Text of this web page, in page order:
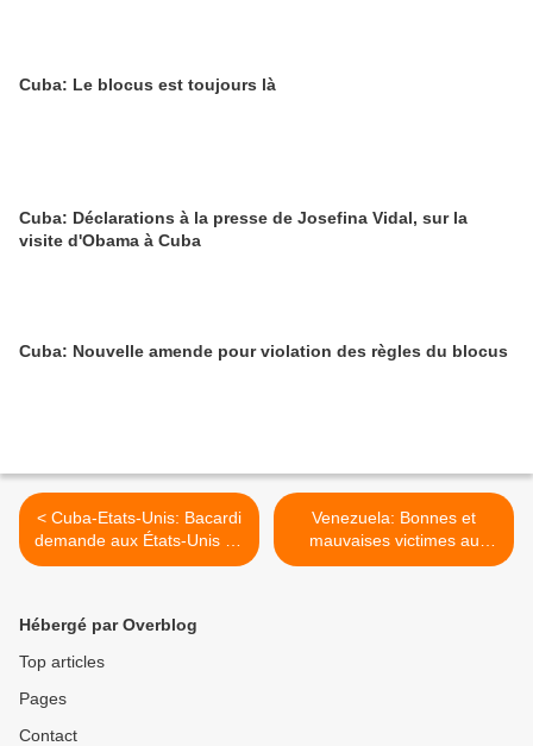
Cuba: Le blocus est toujours là
Cuba: Déclarations à la presse de Josefina Vidal, sur la
visite d'Obama à Cuba
Cuba: Nouvelle amende pour violation des règles du blocus
< Cuba-Etats-Unis: Bacardi
demande aux États-Unis de
retirer la licence Havana
Venezuela: Bonnes et
mauvaises victimes au
Venezuela >
Hébergé par Overblog
Top articles
Pages
Contact